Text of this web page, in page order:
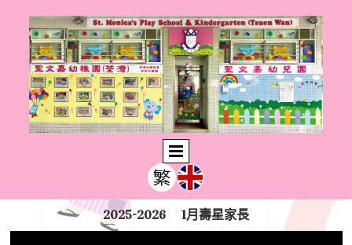
2025-2026 1月壽星家長